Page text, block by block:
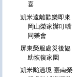
喜
凱米遠離歡樂即來
岡山榮家辦叮噹
同樂會
屏東榮服處災後協
助恢復家園
凱米颱過境 臺南榮